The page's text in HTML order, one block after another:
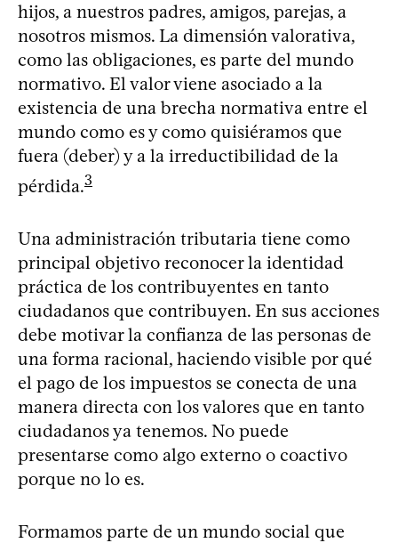
hijos, a nuestros padres, amigos, parejas, a
nosotros mismos. La dimensión valorativa,
como las obligaciones, es parte del mundo
normativo. El valor viene asociado a la
existencia de una brecha normativa entre el
mundo como es y como quisiéramos que
fuera (deber) y a la irreductibilidad de la
pérdida.3
Una administración tributaria tiene como
principal objetivo reconocer la identidad
práctica de los contribuyentes en tanto
ciudadanos que contribuyen. En sus acciones
debe motivar la confianza de las personas de
una forma racional, haciendo visible por qué
el pago de los impuestos se conecta de una
manera directa con los valores que en tanto
ciudadanos ya tenemos. No puede
presentarse como algo externo o coactivo
porque no lo es.
Formamos parte de un mundo social que